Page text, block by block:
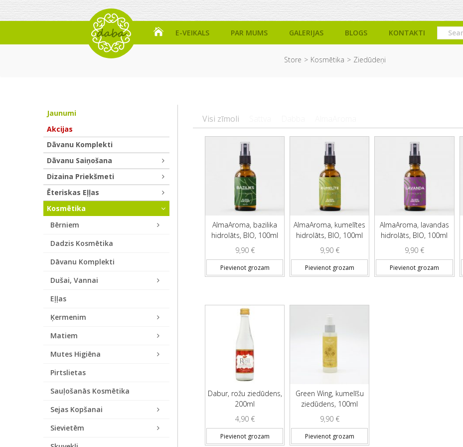
E-VEIKALS PAR MUMS GALERIJAS BLOGS KONTAKTI
Store Kosmētika Ziedūdeņi
Visi zīmoli
AlmaAroma, bazilika
hidrolāts, BIO, 100ml
9,90 €
Pievienot grozam
AlmaAroma, kumelītes
hidrolāts, BIO, 100ml
9,90 €
Pievienot grozam
AlmaAroma, lavandas
hidrolāts, BIO, 100ml
9,90 €
Pievienot grozam
Dabur, rožu ziedūdens,
200ml
4,90 €
Pievienot grozam
Green Wing, kumelīšu
ziedūdens, 100ml
9,90 €
Pievienot grozam
Jaunumi
Akcijas
Dāvanu Komplekti
Dāvanu Saiņošana
Dizaina Priekšmeti
Ēteriskas Eļļas
Kosmētika
Bērniem
Dadzis Kosmētika
Dāvanu Komplekti
Dušai, Vannai
Eļļas
Ķermenim
Matiem
Mutes Higiēna
Pirtslietas
Sauļošanās Kosmētika
Sejas Kopšanai
Sievietēm